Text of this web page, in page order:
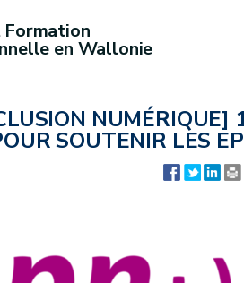
en Wallonie
NUMÉRIQUE]
SOUTENIR LES